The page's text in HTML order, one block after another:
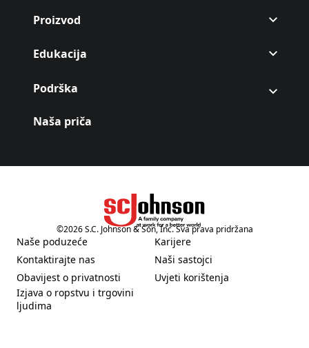
Proizvod
Edukacija
Podrška
Naša priča
(Opens in a new tab)
©2026S.C. Johnson & Son, Inc. Sva prava pridržana
Naše poduzeće
(Opens in a new tab)
Kontaktirajte nas
(Opens in a new tab)
Obavijest o privatnosti
(Opens in a new tab)
Izjava o ropstvu i trgovini
ljudima
(Opens in a new tab)
Karijere
(Opens in a new tab)
Naši sastojci
(Opens in a new tab)
Uvjeti korištenja
(Opens in a new tab)